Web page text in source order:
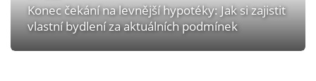
Konec čekání na levnější hypotéky: Jak si zajistit
vlastní bydlení za aktuálních podmínek